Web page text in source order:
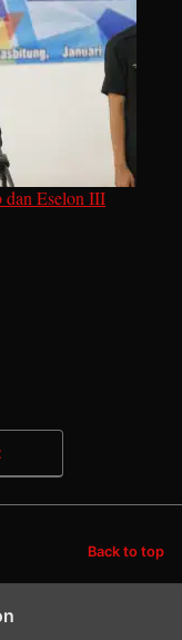
dan Eselon III
Back to top